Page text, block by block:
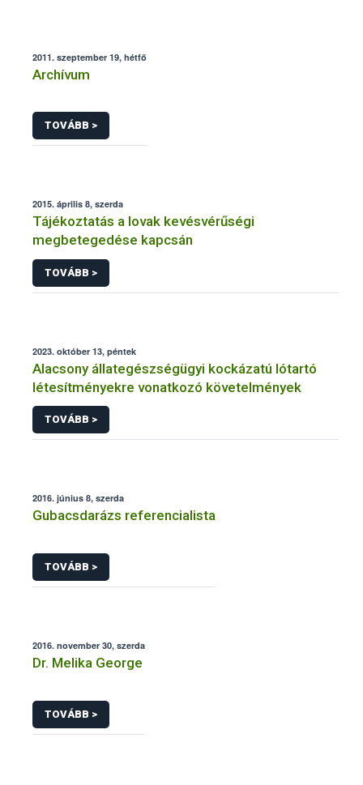
2011. szeptember 19, hétfő
Archívum
TOVÁBB >
2015. április 8, szerda
Tájékoztatás a lovak kevésvérűségi
megbetegedése kapcsán
TOVÁBB >
2023. október 13, péntek
Alacsony állategészségügyi kockázatú lótartó
létesítményekre vonatkozó követelmények
TOVÁBB >
2016. június 8, szerda
Gubacsdarázs referencialista
TOVÁBB >
2016. november 30, szerda
Dr. Melika George
TOVÁBB >